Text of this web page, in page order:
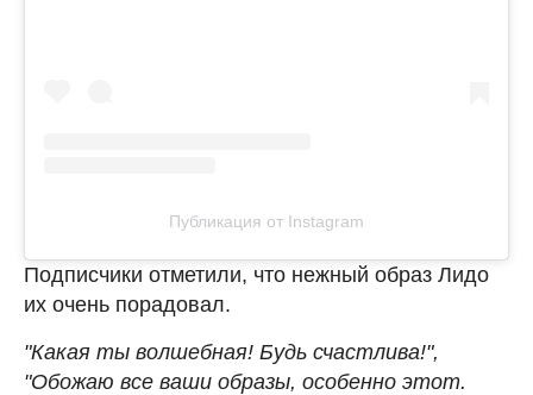
Публикация от Instagram
Подписчики отметили, что нежный образ Лидо
их очень порадовал.
"Какая ты волшебная! Будь счастлива!",
"Обожаю все ваши образы, особенно этот.